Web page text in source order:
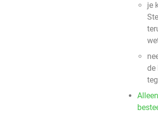
je
de